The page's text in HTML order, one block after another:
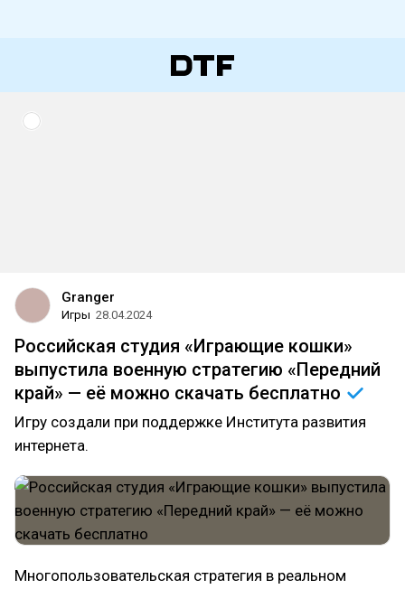
Granger
Игры 28.04.2024
Российская студия «Играющие кошки»
выпустила военную стратегию «Передний
край» — её можно скачать бесплатно
Игру создали при поддержке Института развития
интернета.
Многопользовательская стратегия в реальном